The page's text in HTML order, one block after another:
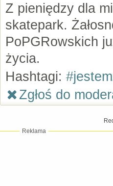
Z pieniędzy dla
skatepark.
PoPGRowskich
życia.
Hashtagi:
Zgłoś do
Reklama